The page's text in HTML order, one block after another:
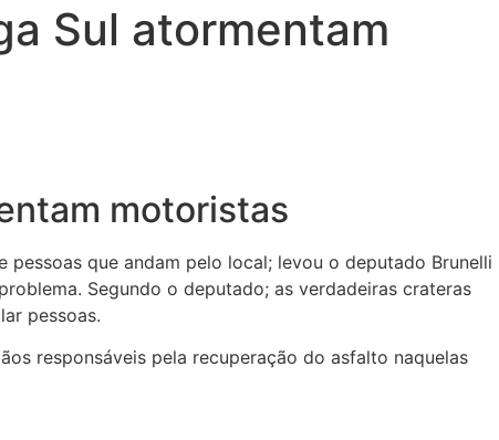
Sul atormentam
motoristas
que andam pelo local; levou o deputado Brunelli
Segundo o deputado; as verdadeiras crateras
pessoas.
responsáveis pela recuperação do asfalto naquelas